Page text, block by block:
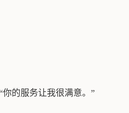
的服务让我很满意。”